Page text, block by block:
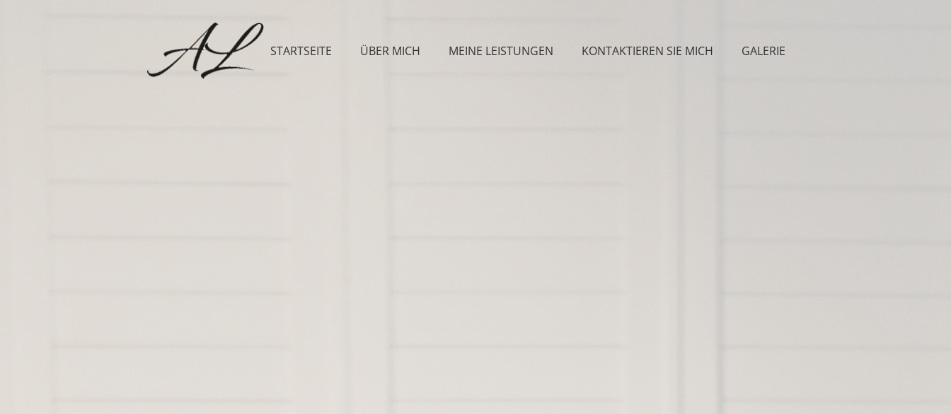
STARTSEITE ÜBER MICH MEINE LEISTUNGEN KONTAKTIEREN SIE MICH GALERIE